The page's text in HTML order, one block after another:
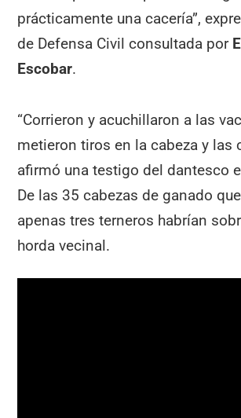
prácticamente una cacería”,
de Defensa Civil consultada por
Escobar.
“Corrieron y acuchillaron a las
metieron tiros en la cabeza y las
afirmó una testigo del dantesco
De las 35 cabezas de ganado
apenas tres terneros habrían
horda vecinal.